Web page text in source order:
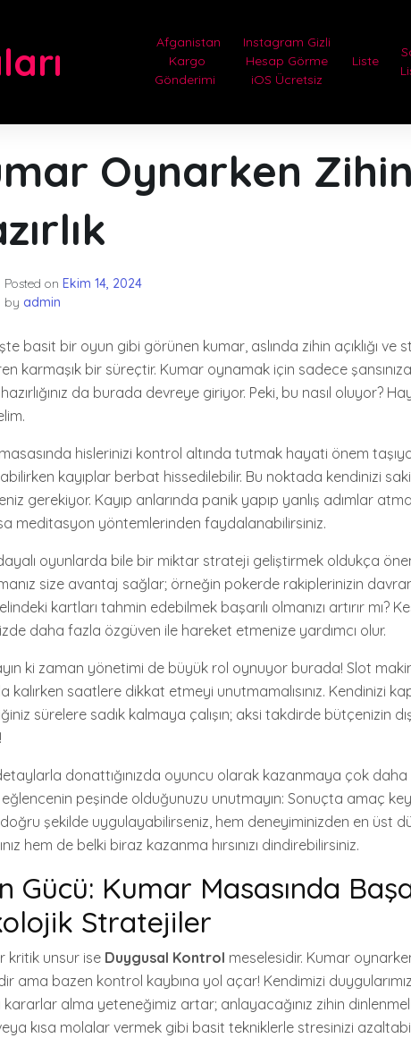
Afganistan
Kargo
Gönderimi
Instagram Gizli
Hesap Görme
iOS Ücretsiz
Liste
Oynarken
Posted on Ekim 14, 2024
by admin
basit bir oyun gibi görünen kumar, aslında zihin açıklığı ve
karmaşık bir süreçtir. Kumar oynamak için sadece
da burada devreye giriyor. Peki, bu nasıl oluyor?
hislerinizi kontrol altında tutmak hayati önem
kayıplar berbat hissedilebilir. Bu noktada kendinizi
gerekiyor. Kayıp anlarında panik yapıp yanlış adımlar
meditasyon yöntemlerinden faydalanabilirsiniz.
oyunlarda bile bir miktar strateji geliştirmek oldukça
size avantaj sağlar; örneğin pokerde rakiplerinizin
kartları tahmin edebilmek başarılı olmanızı artırır mı?
daha fazla özgüven ile hareket etmenize yardımcı olur.
ki zaman yönetimi de büyük rol oynuyor burada! Slot
kalırken saatlere dikkat etmeyi unutmamalısınız. Kendinizi
sürelere sadık kalmaya çalışın; aksi takdirde bütçenizin
donattığınızda oyuncu olarak kazanmaya çok daha
peşinde olduğunuzu unutmayın: Sonuçta amaç
şekilde uygulayabilirseniz, hem deneyiminizden en üst
hem de belki biraz kazanma hırsınızı dindirebilirsiniz.
Gücü: Kumar Masasında
Stratejiler
kritik unsur ise Duygusal Kontrol meselesidir. Kumar
ama bazen kontrol kaybına yol açar! Kendimizi
kararlar alma yeteneğimiz artar; anlayacağınız zihin
kısa molalar vermek gibi basit tekniklerle stresinizi